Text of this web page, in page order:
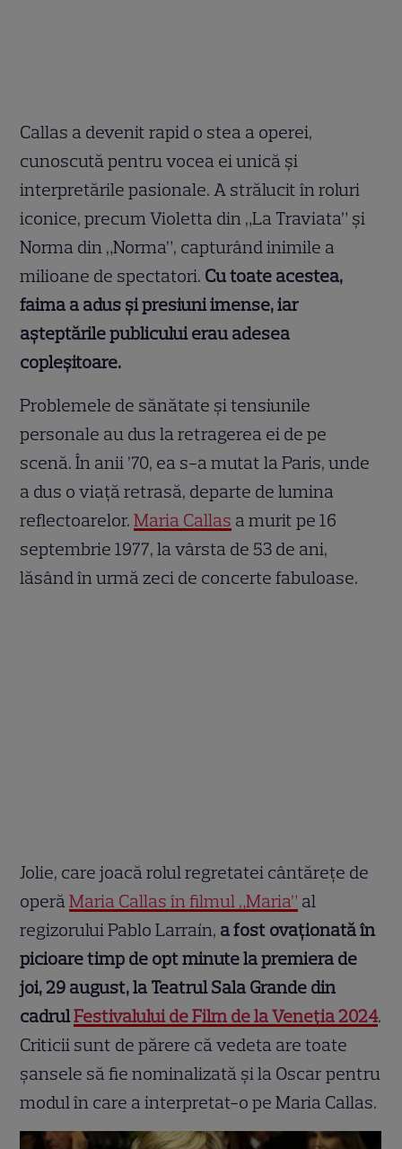
Callas a devenit rapid o stea a operei,
cunoscută pentru vocea ei unică și
interpretările pasionale. A strălucit în roluri
iconice, precum Violetta din „La Traviata” și
Norma din „Norma”, capturând inimile a
milioane de spectatori. Cu toate acestea,
faima a adus și presiuni imense, iar
așteptările publicului erau adesea
copleșitoare.
Problemele de sănătate și tensiunile
personale au dus la retragerea ei de pe
scenă. În anii ’70, ea s-a mutat la Paris, unde
a dus o viață retrasă, departe de lumina
reflectoarelor.Maria Callas a murit pe 16
septembrie 1977, la vârsta de 53 de ani,
lăsând în urmă zeci de concerte fabuloase.
Jolie, care joacă rolul regretatei cântărețe de
operăMaria Callas în filmul „Maria” al
regizorului Pablo Larraín, a fost ovaționată în
picioare timp de opt minute la premiera de
joi, 29 august, la Teatrul Sala Grande din
cadrulFestivalului de Film de la Veneția 2024.
Criticii sunt de părere că vedeta are toate
șansele să fie nominalizată și la Oscar pentru
modul în care a interpretat-o pe Maria Callas.